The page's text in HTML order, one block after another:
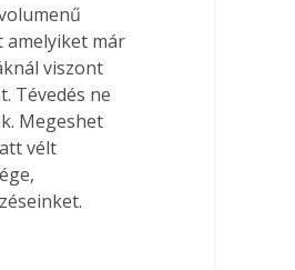
amelyiket már
viszont
Tévedés ne
Megeshet
vélt